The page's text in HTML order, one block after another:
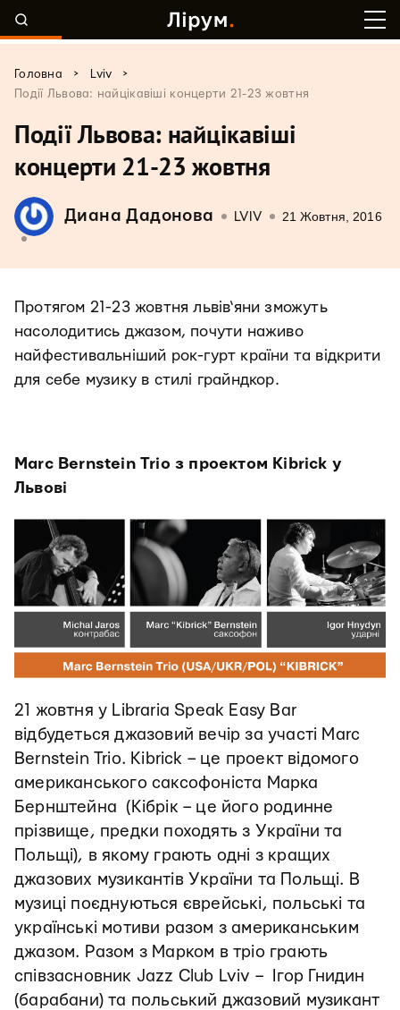
Головна > Lviv
>
Події Львова: найцікавіші концерти 21-23 жовтня
Події Львова: найцікавіші
концерти 21-23 жовтня
Диана Дадоновa LVIV 21 Жовтня, 2016
Протягом 21-23 жовтня львів‘яни зможуть
насолодитись джазом, почути наживо
найфестивальніший рок-гурт країни та відкрити
для себе музику в стилі грайндкор.
Marc Bernstein Trio з проектом Kibrick у
Львові
21 жовтня у Libraria Speak Easy Bar
відбудеться джазовий вечір за участі Marc
Bernstein Trio. Kibrick – це проект відомого
американського саксофоніста Марка
Бернштейна (Кібрік – це його родинне
прізвище, предки походять з України та
Польщі), в якому грають одні з кращих
джазових музикантів України та Польщі. В
музиці поєднуються єврейські, польські та
українські мотиви разом з американським
джазом. Разом з Марком в тріо грають
співзасновник Jazz Club Lviv – Ігор Гнидин
(барабани) та польський джазовий музикант